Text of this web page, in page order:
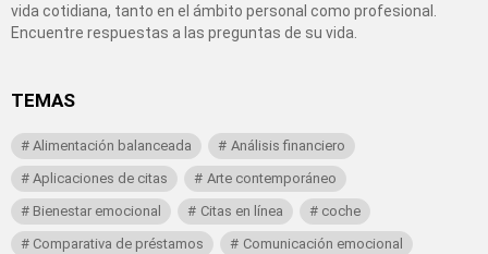
vida cotidiana, tanto en el ámbito personal como profesional.
Encuentre respuestas a las preguntas de su vida.
TEMAS
Alimentación balanceada
Análisis financiero
Aplicaciones de citas
Arte contemporáneo
Bienestar emocional
Citas en línea
coche
Comparativa de préstamos
Comunicación emocional